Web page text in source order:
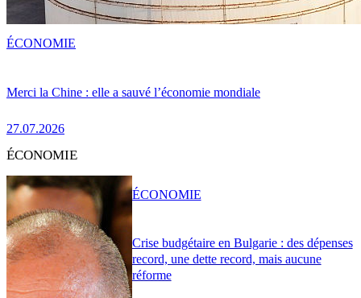
Merci la Chine : elle a sauvé l’économie mondiale
27.07.2026
ÉCONOMIE
ÉCONOMIE
Crise budgétaire en Bulgarie : des dépenses
record, une dette record, mais aucune
réforme
ÉCONOMIE